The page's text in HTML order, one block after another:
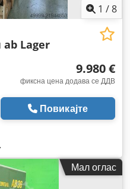
1 /8
ab Lager
9.980 €
фиксна цена додава се ДДВ
Повикајте
Мал оглас